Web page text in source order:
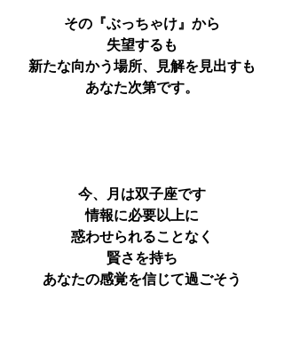
その『ぶっちゃけ』から
失望するも
新たな向かう場所、見解を見出すも
あなた次第です。
今、月は双子座です
情報に必要以上に
惑わせられることなく
賢さを持ち
あなたの感覚を信じて過ごそう